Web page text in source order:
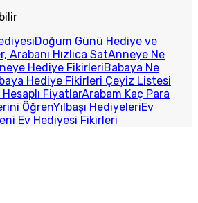
Doğum Günü Hediye ve
Arabanı Hızlıca SatAnneye Ne
Hediye FikirleriBabaya Ne
Hediye Fikirleri Çeyiz Listesi
FiyatlarArabam Kaç Para
ÖğrenYılbaşı HediyeleriEv
Ev Hediyesi Fikirleri